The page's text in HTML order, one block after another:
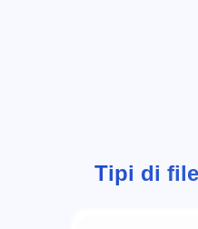
Tipi di